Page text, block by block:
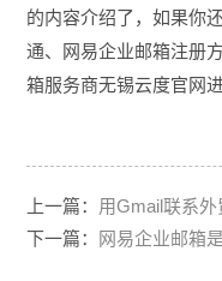
的内容介绍了，如果你
通、网易企业邮箱注册
箱服务商无锡云度官网
上一篇： 用Gmail联系
下一篇： 网易企业邮箱